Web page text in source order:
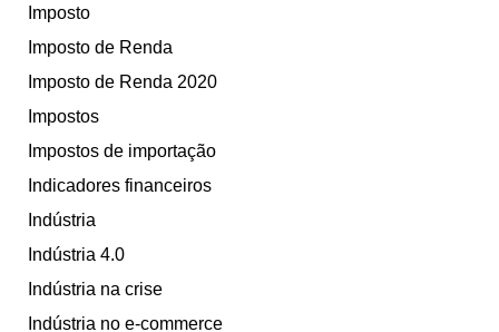
Imposto
Imposto de Renda
Imposto de Renda 2020
Impostos
Impostos de importação
Indicadores financeiros
Indústria
Indústria 4.0
Indústria na crise
Indústria no e-commerce